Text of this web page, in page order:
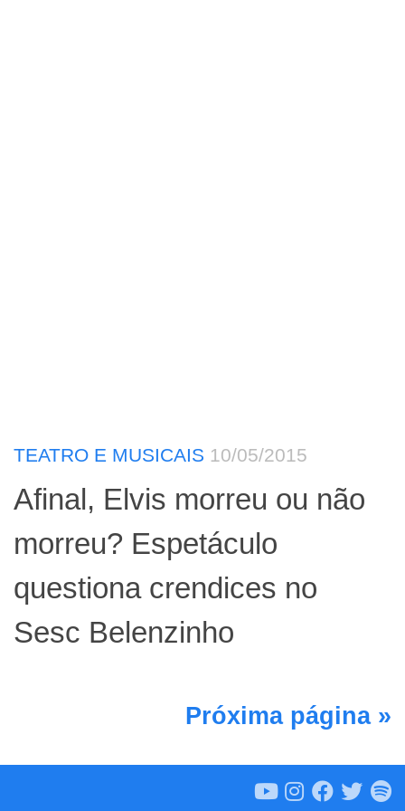
TEATRO E MUSICAIS 10/05/2015
Afinal, Elvis morreu ou não
morreu? Espetáculo
questiona crendices no
Sesc Belenzinho
Próxima página »